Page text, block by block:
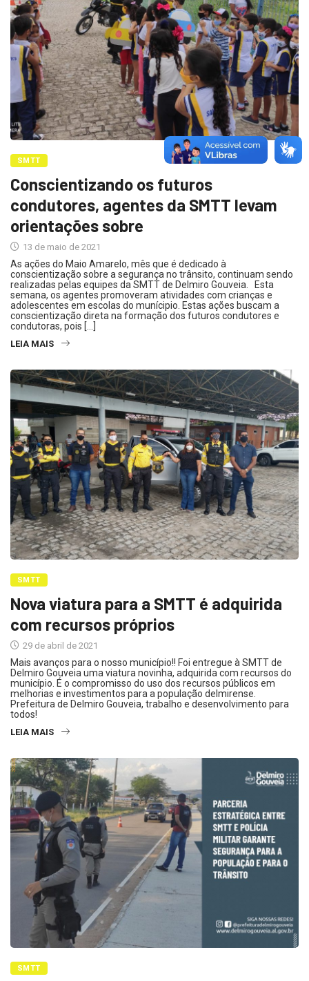
SMTT
Conscientizando os futuros
condutores, agentes da SMTT levam
orientações sobre
13 de maio de 2021
As ações do Maio Amarelo, mês que é dedicado à
conscientização sobre a segurança no trânsito, continuam sendo
realizadas pelas equipes da SMTT de Delmiro Gouveia. Esta
semana, os agentes promoveram atividades com crianças e
adolescentes em escolas do munícipio. Estas ações buscam a
conscientização direta na formação dos futuros condutores e
condutoras, pois […]
LEIA MAIS
SMTT
Nova viatura para a SMTT é adquirida
com recursos próprios
29 de abril de 2021
Mais avanços para o nosso município!! Foi entregue à SMTT de
Delmiro Gouveia uma viatura novinha, adquirida com recursos do
município. É o compromisso do uso dos recursos públicos em
melhorias e investimentos para a população delmirense.
Prefeitura de Delmiro Gouveia, trabalho e desenvolvimento para
todos!
LEIA MAIS
SMTT